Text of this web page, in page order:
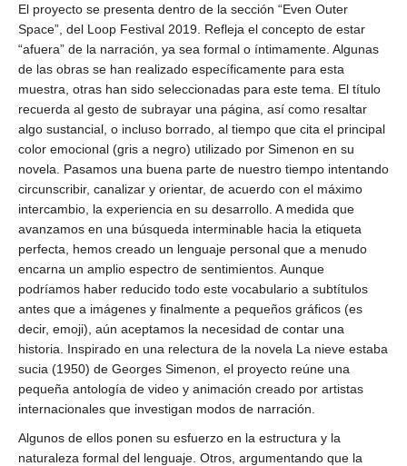
El proyecto se presenta dentro de la sección “Even Outer
Space”, del Loop Festival 2019. Refleja el concepto de estar
“afuera” de la narración, ya sea formal o íntimamente. Algunas
de las obras se han realizado específicamente para esta
muestra, otras han sido seleccionadas para este tema. El título
recuerda al gesto de subrayar una página, así como resaltar
algo sustancial, o incluso borrado, al tiempo que cita el principal
color emocional (gris a negro) utilizado por Simenon en su
novela. Pasamos una buena parte de nuestro tiempo intentando
circunscribir, canalizar y orientar, de acuerdo con el máximo
intercambio, la experiencia en su desarrollo. A medida que
avanzamos en una búsqueda interminable hacia la etiqueta
perfecta, hemos creado un lenguaje personal que a menudo
encarna un amplio espectro de sentimientos. Aunque
podríamos haber reducido todo este vocabulario a subtítulos
antes que a imágenes y finalmente a pequeños gráficos (es
decir, emoji), aún aceptamos la necesidad de contar una
historia. Inspirado en una relectura de la novela La nieve estaba
sucia (1950) de Georges Simenon, el proyecto reúne una
pequeña antología de video y animación creado por artistas
internacionales que investigan modos de narración.
Algunos de ellos ponen su esfuerzo en la estructura y la
naturaleza formal del lenguaje. Otros, argumentando que la